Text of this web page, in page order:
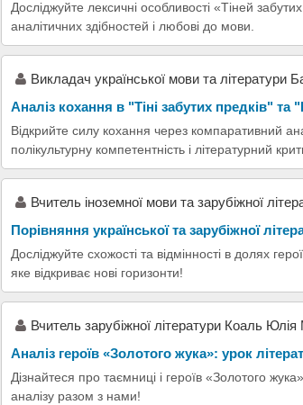
Досліджуйте лексичні особливості «Тіней
аналітичних здібностей і любові до мови.
Викладач української мови та літератури
Аналіз кохання в "Тіні забутих предків" та
Відкрийте силу кохання через компаративний
полікультурну компетентність і літературний
Вчитель іноземної мови та зарубіжної
Порівняння української та зарубіжної
Досліджуйте схожості та відмінності в долях
яке відкриває нові горизонти!
Вчитель зарубіжної літератури Коаль
Аналіз героїв «Золотого жука»: урок
Дізнайтеся про таємниці і героїв «Золотого
аналізу разом з нами!